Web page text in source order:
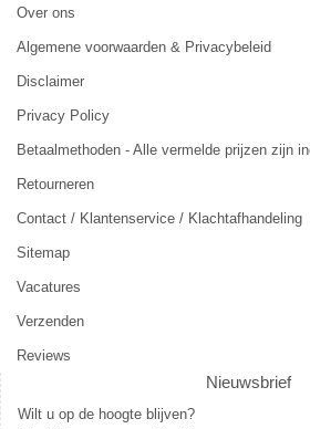
Over ons
Algemene voorwaarden & Privacybeleid
Disclaimer
Privacy Policy
Betaalmethoden - Alle vermelde prijzen zijn
Retourneren
Contact / Klantenservice / Klachtafhandeling
Sitemap
Vacatures
Verzenden
Reviews
Nieuwsbrief
Wilt u op de hoogte blijven?